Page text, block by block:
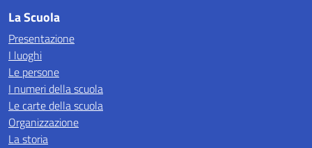
La Scuola
Presentazione
I luoghi
Le persone
I numeri della scuola
Le carte della scuola
Organizzazione
La storia